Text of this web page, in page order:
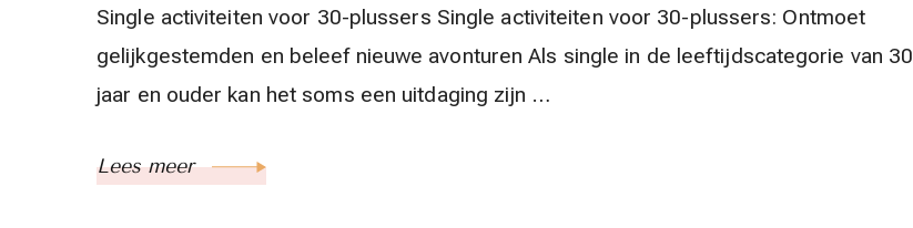
Single activiteiten voor 30-plussers Single activiteiten voor 30-plussers: Ontmoet
gelijkgestemden en beleef nieuwe avonturen Als single in de leeftijdscategorie van 30
jaar en ouder kan het soms een uitdaging zijn …
Lees meer